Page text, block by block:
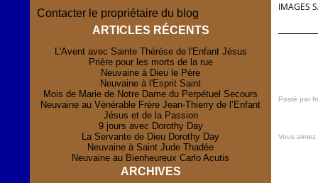
Contacter le propriétaire du blog
ARTICLES RÉCENTS
L'Avent avec Sainte Thérèse de l'Enfant Jésus
Prière pour les morts de la rue
Neuvaine à Dieu le Père
Neuvaine à l'Esprit Saint
Mois de Marie de Notre Dame du Perpétuel Secours
Neuvaine au Vénérable Frère Jean-Thierry de l’Enfant
Jésus et de la Passion
9 jours avec Dorothy Day
La Servante de Dieu Dorothy Day
Neuvaine à Saint Jude Thadée
Neuvaine au Bienheureux Carlo Acutis
ARCHIVES
IMAGES
Posté par
Vous aimez